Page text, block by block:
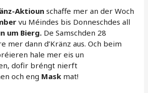
Aktioun schaffe mer an der Woch
vu Méindes bis Donneschdes all
um Bierg. De Samschden 28
mer dann d’Kränz aus. Och beim
hale mer eis un
dofir bréngt nierft
och eng Mask mat!